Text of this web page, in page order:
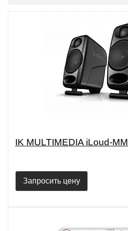
IK MULTIMEDIA iLoud-MM
Запросить цену